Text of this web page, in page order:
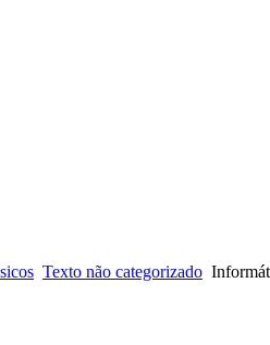
Texto não categorizado